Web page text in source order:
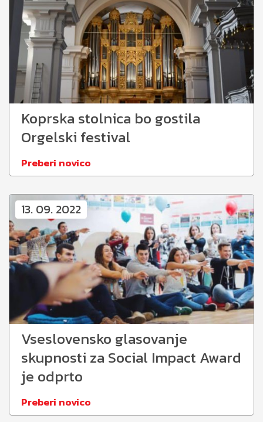
Koprska stolnica bo gostila
Orgelski festival
Preberi novico
13. 09. 2022
Vseslovensko glasovanje
skupnosti za Social Impact Award
je odprto
Preberi novico